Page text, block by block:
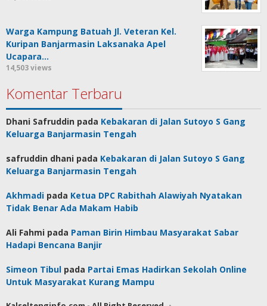
Warga Kampung Batuah Jl. Veteran Kel.
Kuripan Banjarmasin Laksanaka Apel
Ucapara…
14,503 views
Komentar Terbaru
Dhani Safruddin pada Kebakaran di Jalan Sutoyo S Gang
Keluarga Banjarmasin Tengah
safruddin dhani pada Kebakaran di Jalan Sutoyo S Gang
Keluarga Banjarmasin Tengah
Akhmadi pada Ketua DPC Rabithah Alawiyah Nyatakan
Tidak Benar Ada Makam Habib
Ali Fahmi pada Paman Birin Himbau Masyarakat Sabar
Hadapi Bencana Banjir
Simeon Tibul pada Partai Emas Hadirkan Sekolah Online
Untuk Masyarakat Kurang Mampu